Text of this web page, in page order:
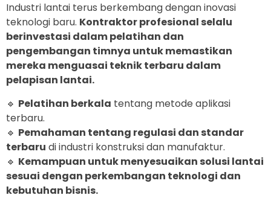
Industri lantai terus berkembang dengan inovasi
teknologi baru. Kontraktor profesional selalu
berinvestasi dalam pelatihan dan
pengembangan timnya untuk memastikan
mereka menguasai teknik terbaru dalam
pelapisan lantai.
🔹 Pelatihan berkala tentang metode aplikasi
terbaru.
🔹 Pemahaman tentang regulasi dan standar
terbaru di industri konstruksi dan manufaktur.
🔹 Kemampuan untuk menyesuaikan solusi lantai
sesuai dengan perkembangan teknologi dan
kebutuhan bisnis.